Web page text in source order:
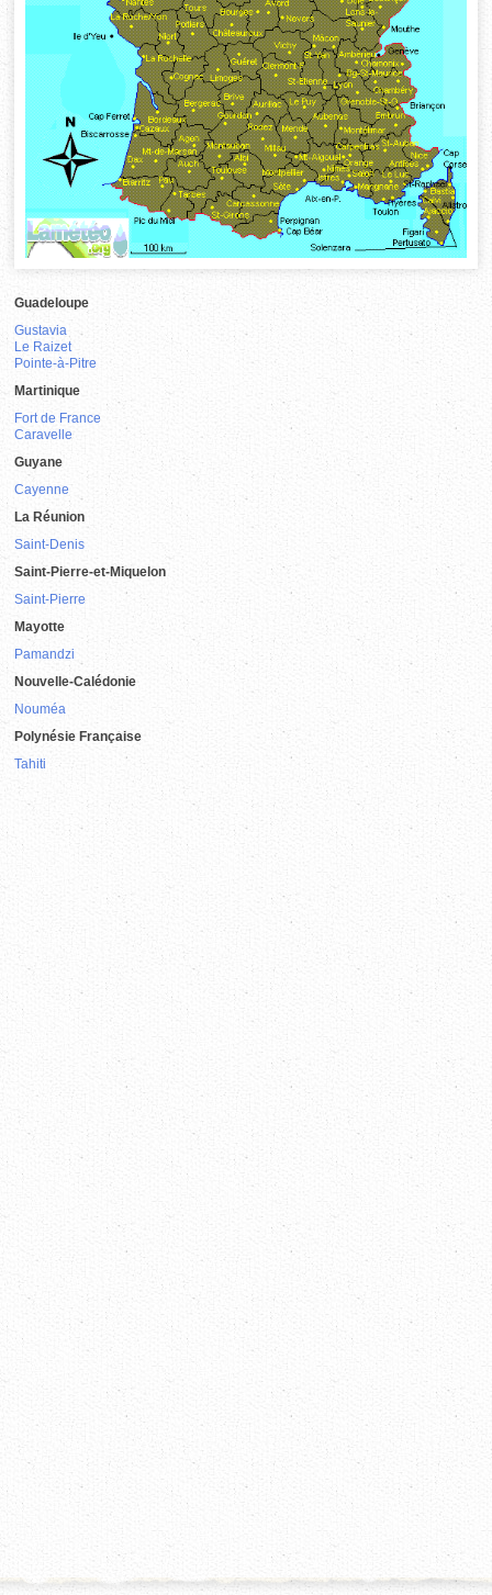
Guadeloupe
Gustavia
Le Raizet
Pointe-à-Pitre
Martinique
Fort de France
Caravelle
Guyane
Cayenne
La Réunion
Saint-Denis
Saint-Pierre-et-Miquelon
Saint-Pierre
Mayotte
Pamandzi
Nouvelle-Calédonie
Nouméa
Polynésie Française
Tahiti